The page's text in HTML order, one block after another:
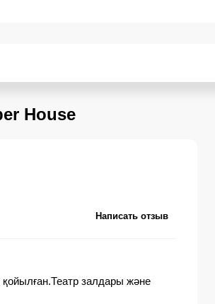
House
Написать отзыв
залдары және